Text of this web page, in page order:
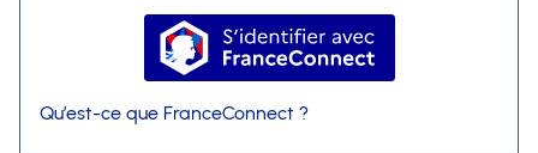
S’identifier avec
Qu’est-ce que FranceConnect ?